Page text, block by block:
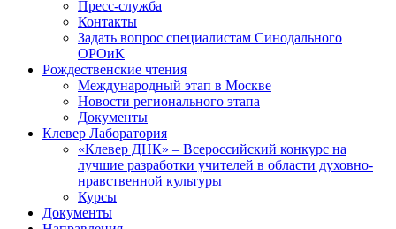
Пресс-служба
Контакты
Задать вопрос специалистам Синодального
ОРОиК
Рождественские чтения
Международный этап в Москве
Новости регионального этапа
Документы
Клевер Лаборатория
«Клевер ДНК» – Всероссийский конкурс на
лучшие разработки учителей в области духовно-
нравственной культуры
Курсы
Документы